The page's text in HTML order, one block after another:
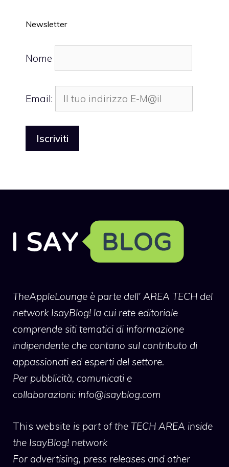
Newsletter
Nome
Email:
TheAppleLounge è parte dell' AREA TECH del
network IsayBlog! la cui rete editoriale
comprende siti tematici di informazione
indipendente che contano sul contributo di
appassionati ed esperti del settore.
Per pubblicità, comunicati e
collaborazioni: info@isayblog.com
This website is part of the TECH AREA inside
the IsayBlog! network
For advertising, press releases and other